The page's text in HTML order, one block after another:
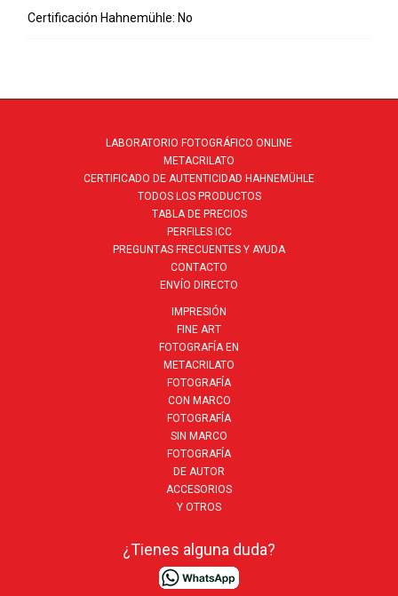
Certificación Hahnemühle: No
LABORATORIO FOTOGRÁFICO ONLINE
METACRILATO
CERTIFICADO DE AUTENTICIDAD HAHNEMÜHLE
TODOS LOS PRODUCTOS
TABLA DE PRECIOS
PERFILES ICC
PREGUNTAS FRECUENTES Y AYUDA
CONTACTO
ENVÍO DIRECTO
IMPRESIÓN
FINE ART
FOTOGRAFÍA EN
METACRILATO
FOTOGRAFÍA
CON MARCO
FOTOGRAFÍA
SIN MARCO
FOTOGRAFÍA
DE AUTOR
ACCESORIOS
Y OTROS
¿Tienes alguna duda?